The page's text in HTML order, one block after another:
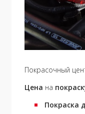
Покрасочный
Цена на
Покраска